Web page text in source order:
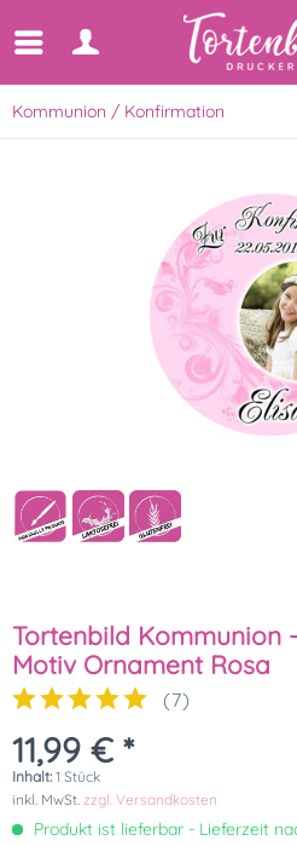
Kommunion / Konfirmation
Tortenbild Kommunion
Motiv Ornament Rosa
(7)
11,99 € *
Inhalt: 1 Stück
inkl. MwSt. zzgl. Versandkosten
Produkt ist lieferbar - Lieferzeit